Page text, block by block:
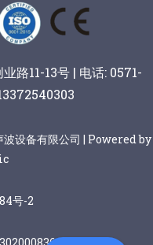
路11-13号 | 电话: 0571-
设备有限公司 | Powered by
号-2